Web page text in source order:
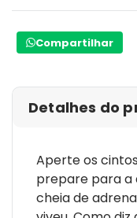
Compartilhar
Detalhes do
Aperte os
prepare para a
cheia de